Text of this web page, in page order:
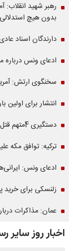
رهبر شهید انقلاب:
بدون هیچ
دارندگان اسناد
ادعای ونس درباره
سخنگوی ارتش:
انتشار برای اولین
دستگیری 4متهم قتل حمیدرضا رجب‌زاده
ترکیه: توافق مکه
ادعای ونس:
زلنسکی برای خرید
عمان: مذاکرات